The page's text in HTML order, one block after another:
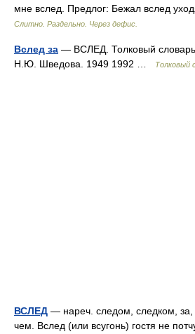
мне вслед. Предлог: Бежал вслед
Слитно. Раздельно. Через дефис.
Вслед за — ВСЛЕД. Толковый
Н.Ю. Шведова. 1949 1992 …
Толковый
ВСЛЕД — нареч. следом, следком, за,
чем. Вслед (или всугонь) гостя не